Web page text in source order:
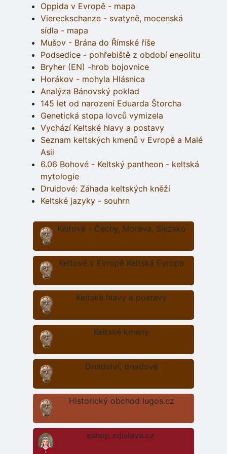
Oppida v Evropě - mapa
Viereckschanze - svatyně, mocenská
sídla - mapa
Mušov - Brána do Římské říše
Podsedice - pohřebiště z období eneolitu
Bryher (EN) -hrob bojovnice
Horákov - mohyla Hlásnica
Analýza Bánovský poklad
145 let od narození Eduarda Štorcha
Genetická stopa lovců vymizela
Vychází Keltské hlavy a postavy
Seznam keltských kmenů v Evropě a Malé
Asii
6.06 Bohové - Keltský pantheon - keltská
mytologie
Druidové: Záhada keltských kněží
Keltské jazyky - souhrn
Keltové - Čechy, Morava, Slezsko
Keltové v Evropě Keltská Evropa
Keltské hlavy a postavy
Keltské kmeny
Druidství, druidové
Historický obchod lugos.cz
eshop.zdislava.cz